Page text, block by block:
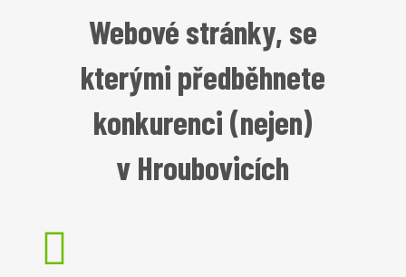
Webové stránky, se
kterými předběhnete
konkurenci (nejen)
v Hroubovicích
